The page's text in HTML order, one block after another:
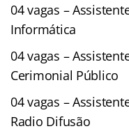
04 vagas –
Informática
04 vagas –
Cerimonial Público
04 vagas –
Radio Difusão